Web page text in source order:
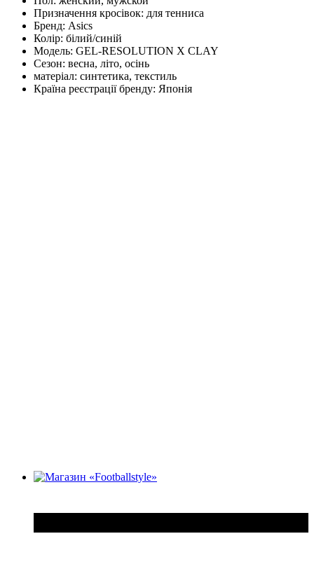
Призначення кросівок: для тенниса
Бренд: Asics
Колір: білий/синій
Модель: GEL-RESOLUTION X CLAY
Сезон: весна, літо, осінь
матеріал: синтетика, текстиль
Країна реєстрації бренду: Японія